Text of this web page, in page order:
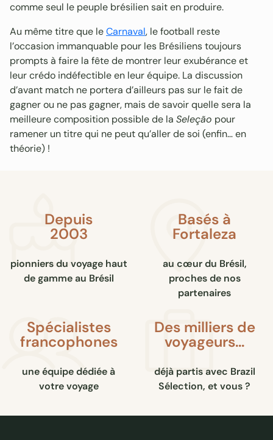
comme seul le peuple brésilien sait en produire.
Au même titre que leCarnaval, le football reste
l’occasion immanquable pour les Brésiliens toujours
prompts à faire la fête de montrer leur exubérance et
leur crédo indéfectible en leur équipe. La discussion
d’avant match ne portera d’ailleurs pas sur le fait de
gagner ou ne pas gagner, mais de savoir quelle sera la
meilleure composition possible de la Seleção pour
ramener un titre qui ne peut qu’aller de soi (enfin… en
théorie) !
Depuis
2003
pionniers du voyage haut
de gamme au Brésil
Basés à
Fortaleza
au cœur du Brésil,
proches de nos
partenaires
Spécialistes
francophones
une équipe dédiée à
votre voyage
Des milliers de
voyageurs…
déjà partis avec Brazil
Sélection, et vous ?